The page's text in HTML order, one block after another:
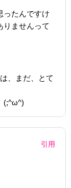
ったんですけ
りませんって
、まだ、とて
(;^ω^)
引用